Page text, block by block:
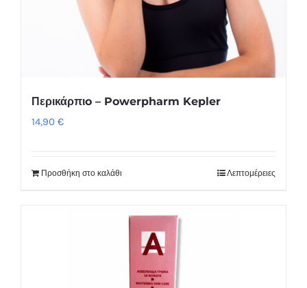
Περικάρπιo – Powerpharm Kepler
14,90 €
Προσθήκη στο καλάθι Λεπτομέρειες